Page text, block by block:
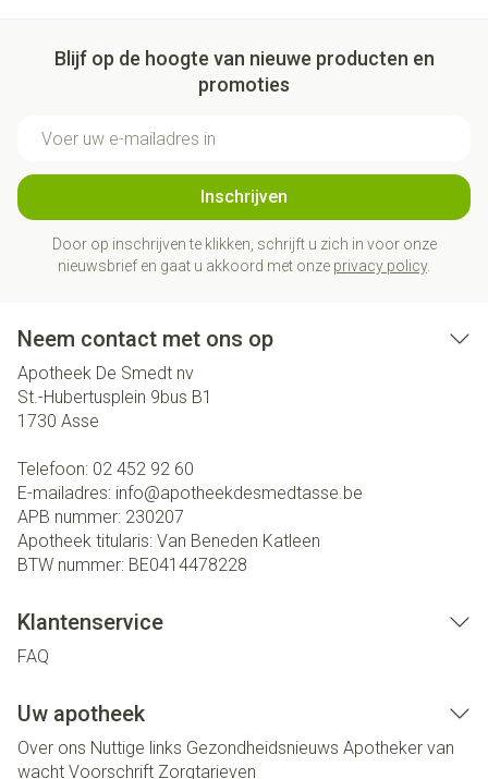
Blijf op de hoogte van nieuwe producten en
promoties
Inschrijven
Door op inschrijven te klikken, schrijft u zich in voor onze
nieuwsbrief en gaat u akkoord met onze privacy policy.
Neem contact met ons op
Apotheek De Smedt nv
St.-Hubertusplein 9bus B1
1730 Asse
Telefoon: 02 452 92 60
E-mailadres: info@apotheekdesmedtasse.be
APB nummer: 230207
Apotheek titularis: Van Beneden Katleen
BTW nummer: BE0414478228
Klantenservice
FAQ
Uw apotheek
Over ons Nuttige links Gezondheidsnieuws Apotheker van
wacht Voorschrift Zorgtarieven